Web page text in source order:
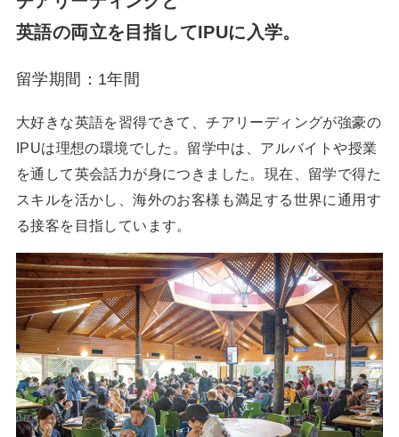
英語の両立を目指してIPUに入学。
留学期間：1年間
大好きな英語を習得できて、チアリーディングが強豪の
IPUは理想の環境でした。留学中は、アルバイトや授業
を通して英会話力が身につきました。現在、留学で得た
スキルを活かし、海外のお客様も満足する世界に通用す
る接客を目指しています。